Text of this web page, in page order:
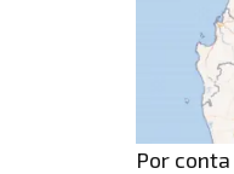
Por